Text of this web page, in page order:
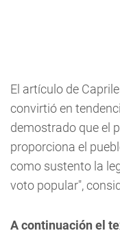
El artículo de
convirtió en
demostrado que el
proporciona el
como sustento la
voto popular",
A continuación el